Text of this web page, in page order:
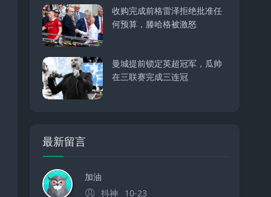
收购完成前格雷泽拒绝批准任
何预算，滕哈格被激怒
曼城提前锁定英超冠军，瓜帅
在三联赛完成三连冠
最新留言
加油
抖神
10-23